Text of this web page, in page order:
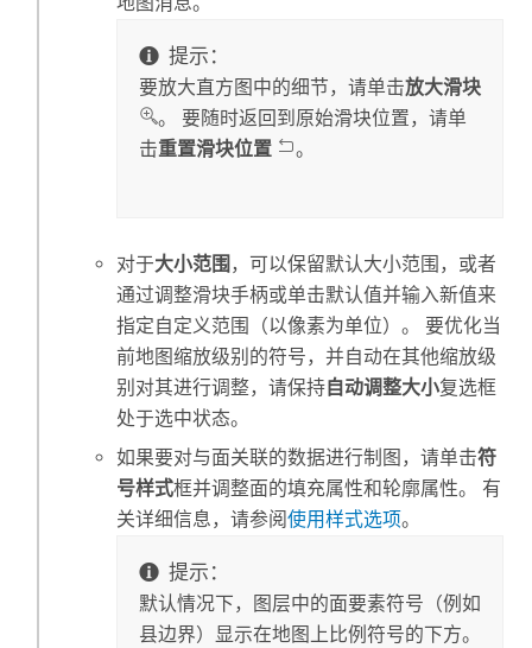
提示：
要放大直方图中的细节，请单击放大滑块
。 要随时返回到原始滑块位置，请单
击重置滑块位置 。
对于大小范围 ，可以保留默认大小范围，或者
通过调整滑块手柄或单击默认值并输入新值来
指定自定义范围（以像素为单位）。 要优化当
前地图缩放级别的符号，并自动在其他缩放级
别对其进行调整，请保持自动调整大小复选框
处于选中状态。
如果要对与面关联的数据进行制图，请单击符
号样式框并调整面的填充属性和轮廓属性。 有
关详细信息，请参阅使用样式选项。
提示：
默认情况下，图层中的面要素符号（例如
县边界）显示在地图上比例符号的下方。